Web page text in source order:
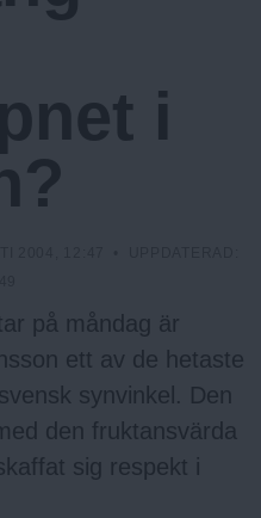
n
i
på måndag är
ett av de hetaste
synvinkel. Den
den fruktansvärda
sig respekt i